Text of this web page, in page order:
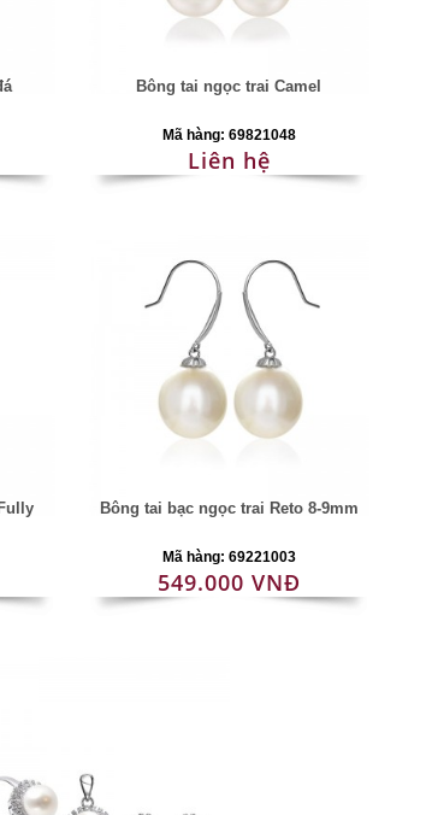
Bông tai ngọc trai Camel
Mã hàng: 69821048
Liên hệ
Bông tai bạc ngọc trai Reto 8-9mm
Mã hàng: 69221003
549.000 VNĐ